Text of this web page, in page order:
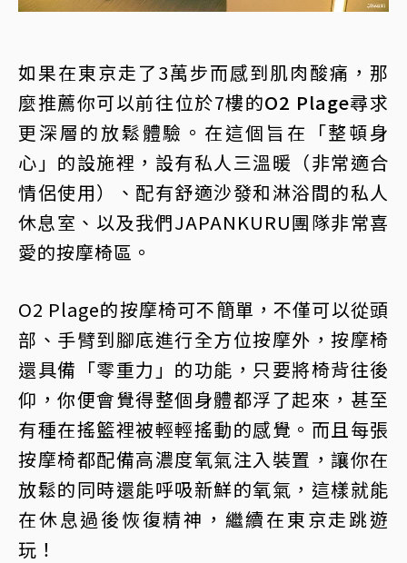
如果在東京走了3萬步而感到肌肉酸痛，那
麼推薦你可以前往位於7樓的O2 Plage尋求
更深層的放鬆體驗。在這個旨在「整頓身
心」的設施裡，設有私人三溫暖（非常適合
情侶使用）、配有舒適沙發和淋浴間的私人
休息室、以及我們JAPANKURU團隊非常喜
愛的按摩椅區。
O2 Plage的按摩椅可不簡單，不僅可以從頭
部、手臂到腳底進行全方位按摩外，按摩椅
還具備「零重力」的功能，只要將椅背往後
仰，你便會覺得整個身體都浮了起來，甚至
有種在搖籃裡被輕輕搖動的感覺。而且每張
按摩椅都配備高濃度氧氣注入裝置，讓你在
放鬆的同時還能呼吸新鮮的氧氣，這樣就能
在休息過後恢復精神，繼續在東京走跳遊
玩！